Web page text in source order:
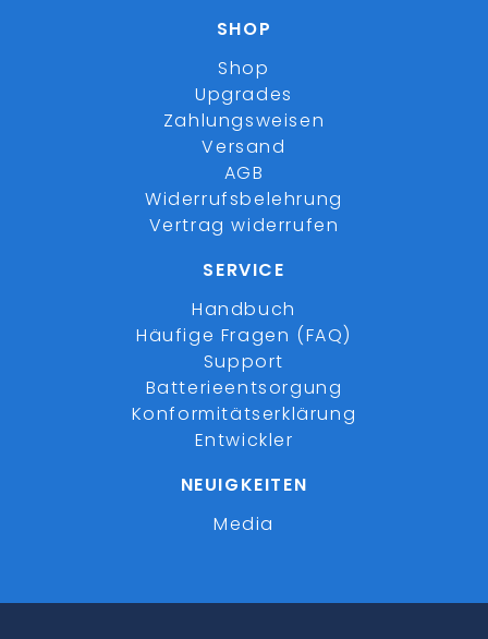
SHOP
Shop
Upgrades
Zahlungsweisen
Versand
AGB
Widerrufsbelehrung
Vertrag widerrufen
SERVICE
Handbuch
Häufige Fragen (FAQ)
Support
Batterieentsorgung
Konformitätserklärung
Entwickler
NEUIGKEITEN
Media